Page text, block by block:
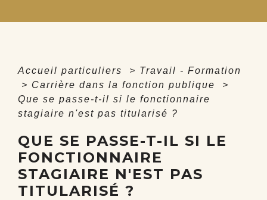
Accueil particuliers > Travail - Formation
> Carrière dans la fonction publique
>
Que se passe-t-il si le fonctionnaire
stagiaire n'est pas titularisé ?
QUE SE PASSE-T-IL SI LE
FONCTIONNAIRE
STAGIAIRE N'EST PAS
TITULARISÉ ?